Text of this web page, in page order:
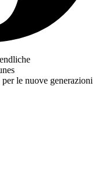
le nuove generazioni